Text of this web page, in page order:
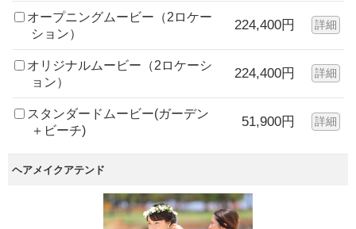
オープニングムービー（2ロケー
ション）
224,400円 詳細
オリジナルムービー（2ロケーシ
ョン）
224,400円 詳細
スタンダードムービー(ガーデン
＋ビーチ)
51,900円 詳細
ヘアメイクアテンド